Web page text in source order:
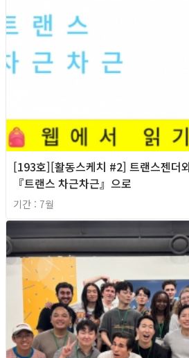
[193호][활동스케치 #2] 트랜스젠더
『트랜스 차근차근』으로
기간 : 7월